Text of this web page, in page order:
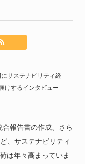
サステナビリティ経
けするインタビュー
報告書の作成、さら
、サステナビリティ
は年々高まっていま